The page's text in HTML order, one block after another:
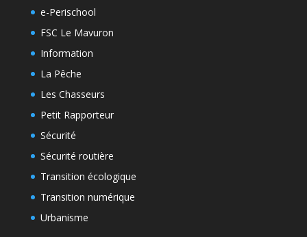
e-Perischool
FSC Le Mavuron
Information
La Pêche
Les Chasseurs
Petit Rapporteur
Sécurité
Sécurité routière
Transition écologique
Transition numérique
Urbanisme